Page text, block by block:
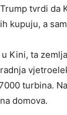
tvrdi da
kupuju, a
Kini, ta
turbina.
domova.